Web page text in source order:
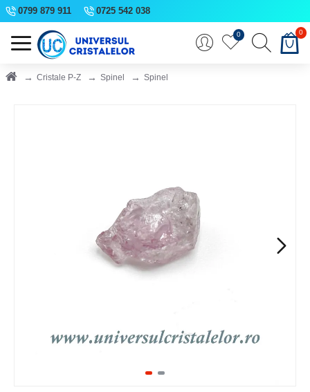
0799 879 911 0725 542 038
0 0
Cristale P-Z Spinel Spinel